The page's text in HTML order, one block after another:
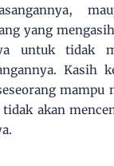
yang
untuk tidak
Kasih
mampu
tidak akan